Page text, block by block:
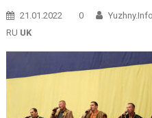
21.01.2022 0 Yuzhny.info
RU UK